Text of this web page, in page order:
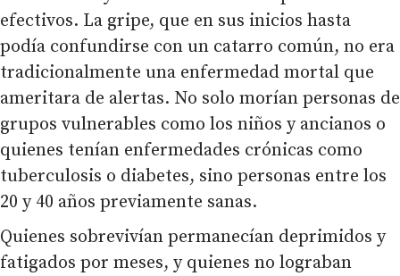
efectivos. La gripe, que en sus inicios hasta
podía confundirse con un catarro común, no era
tradicionalmente una enfermedad mortal que
ameritara de alertas. No solo morían personas de
grupos vulnerables como los niños y ancianos o
quienes tenían enfermedades crónicas como
tuberculosis o diabetes, sino personas entre los
20 y 40 años previamente sanas.
Quienes sobrevivían permanecían deprimidos y
fatigados por meses, y quienes no lograban